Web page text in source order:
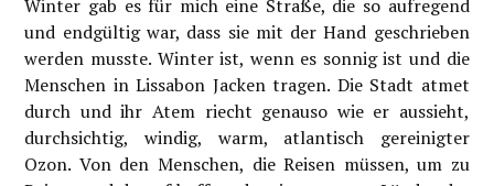
Winter gab es für mich eine Straße, die so aufregend
und endgültig war, dass sie mit der Hand geschrieben
werden musste. Winter ist, wenn es sonnig ist und die
Menschen in Lissabon Jacken tragen. Die Stadt atmet
durch und ihr Atem riecht genauso wie er aussieht,
durchsichtig, windig, warm, atlantisch gereinigter
Ozon. Von den Menschen, die Reisen müssen, um zu